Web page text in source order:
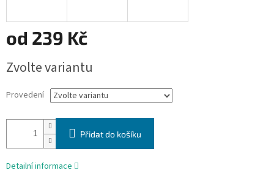
od 239 Kč
cena:
Zvolte variantu
Provedení
Přidat do košíku
Detailní informace